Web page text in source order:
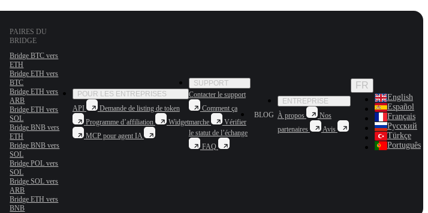
PAIRES DU
BRIDGE
Bridge BTC vers
ETH
Bridge ETH vers
BTC
Bridge ETH vers
ARB
Bridge ETH vers
SOL
Bridge BNB vers
ETH
Bridge BNB vers
SOL
Bridge POL vers
SOL
Bridge SOL vers
ARB
Bridge ETH vers
BNB
POUR LES ENTREPRISES
API
Demande de listing de token
Programme d’affiliation
Widget
MCP pour agent IA
SUPPORT
Contacter le support
Comment ça
marche
Vérifier
le statut de l’échange
FAQ
BLOG
ENTREPRISE
À propos
Nos
partenaires
Avis
FR
English
Español
Français
Русский
Türkçe
Português